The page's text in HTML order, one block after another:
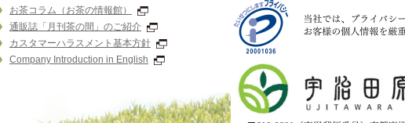
お茶コラム（お茶の情報館）
通販誌「月刊茶の間」のご紹介
カスタマーハラスメント基本方針
Company Introduction in English